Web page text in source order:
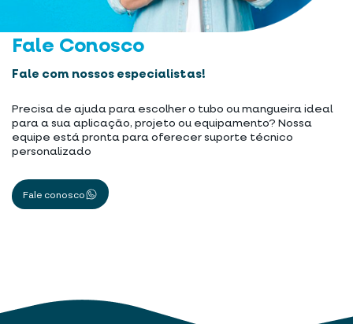
Fale Conosco
Fale com nossos especialistas!
Precisa de ajuda para escolher o tubo ou mangueira ideal
para a sua aplicação, projeto ou equipamento? Nossa
equipe está pronta para oferecer suporte técnico
personalizado
Fale conosco